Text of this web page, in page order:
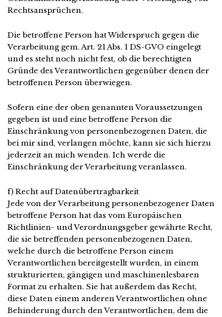
Rechtsansprüchen.
Die betroffene Person hat Widerspruch gegen die
Verarbeitung gem. Art. 21 Abs. 1 DS-GVO eingelegt
und es steht noch nicht fest, ob die berechtigten
Gründe des Verantwortlichen gegenüber denen der
betroffenen Person überwiegen.
Sofern eine der oben genannten Voraussetzungen
gegeben ist und eine betroffene Person die
Einschränkung von personenbezogenen Daten, die
bei mir sind, verlangen möchte, kann sie sich hierzu
jederzeit an mich wenden. Ich werde die
Einschränkung der Verarbeitung veranlassen.
f) Recht auf Datenübertragbarkeit
Jede von der Verarbeitung personenbezogener Daten
betroffene Person hat das vom Europäischen
Richtlinien- und Verordnungsgeber gewährte Recht,
die sie betreffenden personenbezogenen Daten,
welche durch die betroffene Person einem
Verantwortlichen bereitgestellt wurden, in einem
strukturierten, gängigen und maschinenlesbaren
Format zu erhalten. Sie hat außerdem das Recht,
diese Daten einem anderen Verantwortlichen ohne
Behinderung durch den Verantwortlichen, dem die